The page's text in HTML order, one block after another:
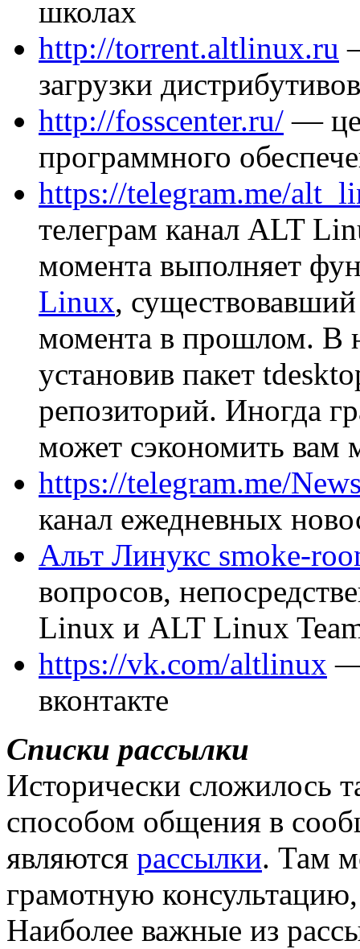
школах
http://torrent.altlinux.ru
загрузки дистрибутивов
http://fosscenter.ru/ —
программного
https://telegram.me/
телеграм канал ALT
момента выполняет
Linux,
момента в прошлом. В
установив пакет
репозиторий. Иногда
может сэкономить вам
https://telegram.me/
канал ежедневных
Альт Линукс smoke-
вопросов,
Linux и ALT Linux
https://vk.com/altlinux —
вконтакте
Списки рассылки
Исторически сложилось
способом общения в
являются рассылки. Там
грамотную
Наиболее важные из